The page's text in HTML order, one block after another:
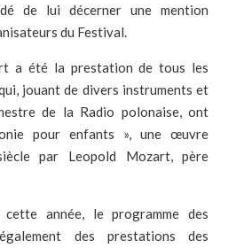
de lui décerner une mention
du Festival.
a été la prestation de tous les
jouant de divers instruments et
de la Radio polonaise, ont
pour enfants », une œuvre
par Leopold Mozart, père
année, le programme des
des prestations des